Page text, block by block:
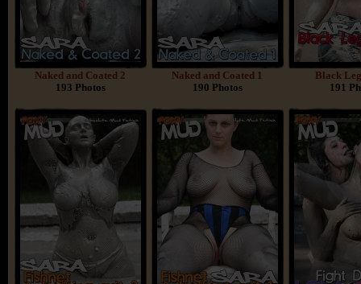
Naked and Coated 2
193 Photos
Naked and Coated 1
190 Photos
Black
191